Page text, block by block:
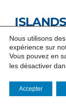
ISLANDS
Une traversée
notre rage de
humain dans
Nous utilisons
expérience sur
Vous pouvez en
les désactiver
Accepter